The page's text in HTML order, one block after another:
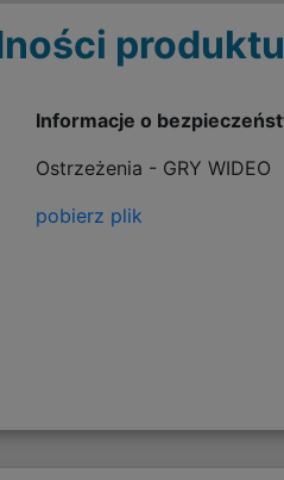
Informacje o
Ostrzeżenia - GRY WIDEO
pobierz plik